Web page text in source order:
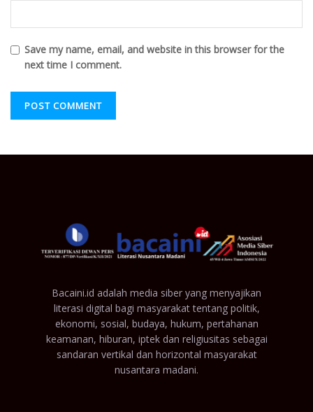
Save my name, email, and website in this browser for the
next time I comment.
Bacaini.id adalah media siber yang menyajikan
literasi digital bagi masyarakat tentang politik,
ekonomi, sosial, budaya, hukum, pertahanan
keamanan, hiburan, iptek dan religiusitas sebagai
sandaran vertikal dan horizontal masyarakat
nusantara madani.